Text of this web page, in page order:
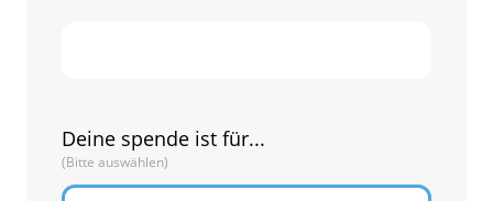
Deine spende ist für...
(Bitte auswählen)